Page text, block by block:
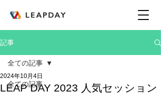
記事
全ての記事
全ての記事
LEAP DAY 2023 人気セッション
2024年10月4日